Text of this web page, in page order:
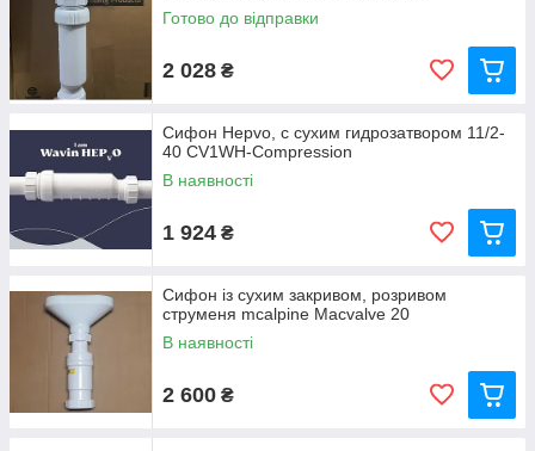
Готово до відправки
2 028 ₴
Сифон Hepvo, с сухим гидрозатвором 11/2-
40 CV1WH-Compression
В наявності
1 924 ₴
Сифон із сухим закривом, розривом
струменя mcalpine Macvalve 20
В наявності
2 600 ₴